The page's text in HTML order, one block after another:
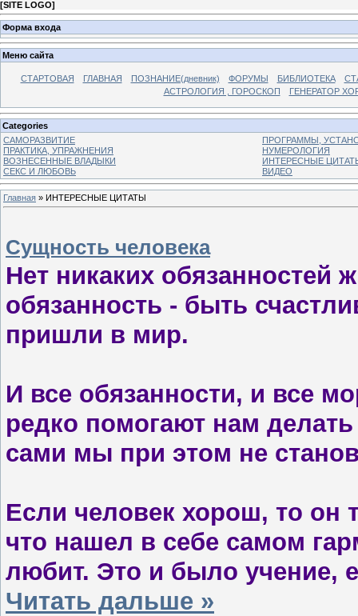
[SITE LOGO]
Форма входа
Меню сайта
СТАРТОВАЯ ГЛАВНАЯ ПОЗНАНИЕ(дневник) ФОРУМЫ БИБЛИОТЕКА
АСТРОЛОГИЯ , ГОРОСКОП
ГЕНЕРАТОР
Categories
САМОРАЗВИТИЕ
ПРОГРАММЫ,
ПРАКТИКА, УПРАЖНЕНИЯ
НУМЕРОЛОГИЯ
ВОЗНЕСЕННЫЕ ВЛАДЫКИ
ИНТЕРЕСНЫЕ
СЕКС И ЛЮБОВЬ
ВИДЕО
Главная » ИНТЕРЕСНЫЕ ЦИТАТЫ
Сущность человека
Нет никаких обязанностей
обязанность - быть
пришли в мир.
И все обязанности, и все
редко помогают нам
сами мы при этом не
Если человек хорош, то он
что нашел в себе самом
любит. Это и было учение,
Читать дальше »